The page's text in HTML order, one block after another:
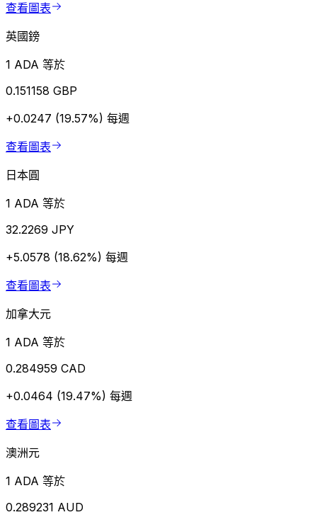
查看圖表
英國鎊
1 ADA 等於
0.151158 GBP
+0.0247 (19.57%) 每週
查看圖表
日本圓
1 ADA 等於
32.2269 JPY
+5.0578 (18.62%) 每週
查看圖表
加拿大元
1 ADA 等於
0.284959 CAD
+0.0464 (19.47%) 每週
查看圖表
澳洲元
1 ADA 等於
0.289231 AUD